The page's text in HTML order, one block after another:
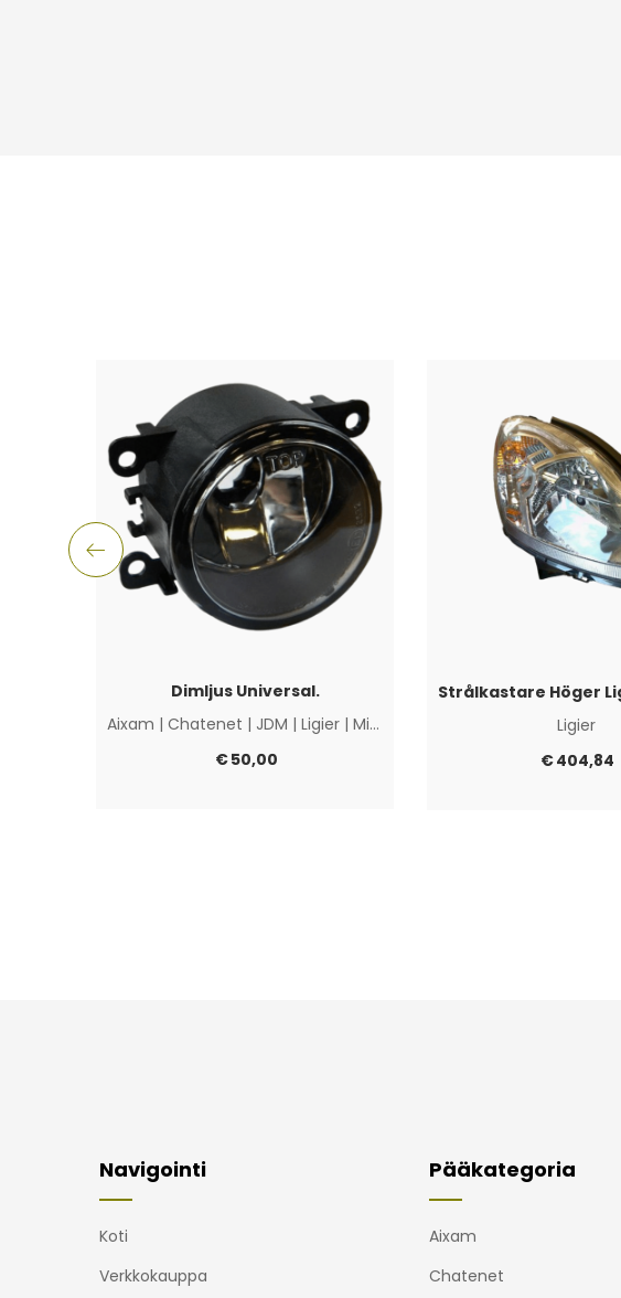
Dimljus Universal.
Aixam | Chatenet | JDM | Ligier | Microcar
€50,00
Ligier
€404,84
Navigointi
Koti
Verkkokauppa
Pääkategoria
Aixam
Chatenet